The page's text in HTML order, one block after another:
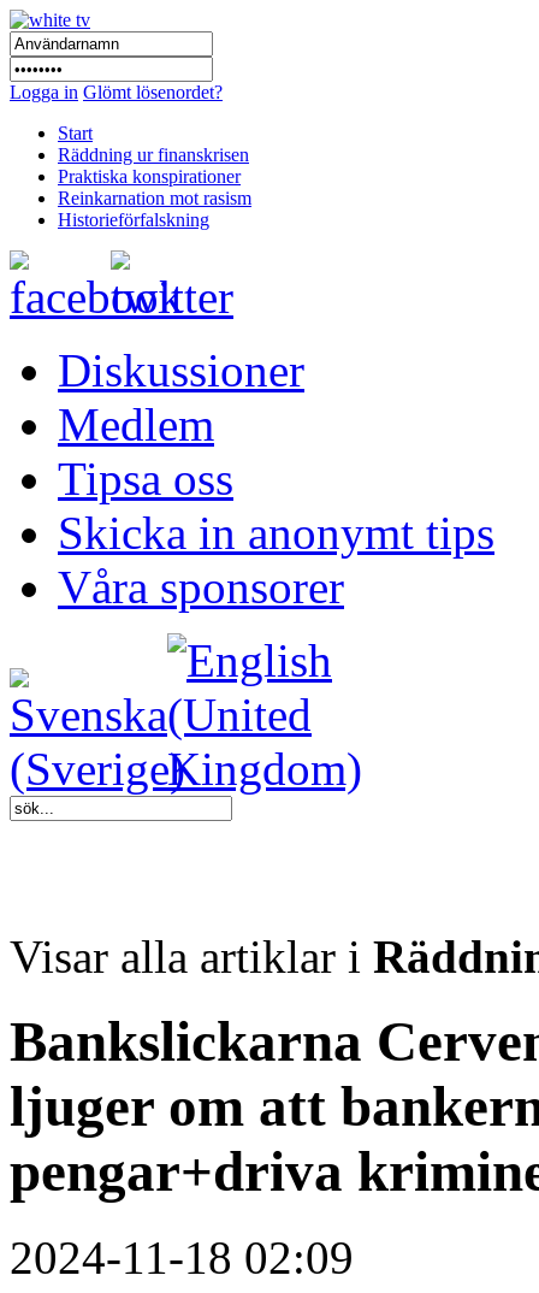
Logga in Glömt lösenordet?
Start
Räddning ur finanskrisen
Praktiska konspirationer
Reinkarnation mot rasism
Historieförfalskning
Diskussioner
Medlem
Tipsa oss
Skicka in anonymt tips
Våra sponsorer
Visar alla artiklar i
Bankslickarna
ljuger om att
pengar+driva
2024-11-18 02:09